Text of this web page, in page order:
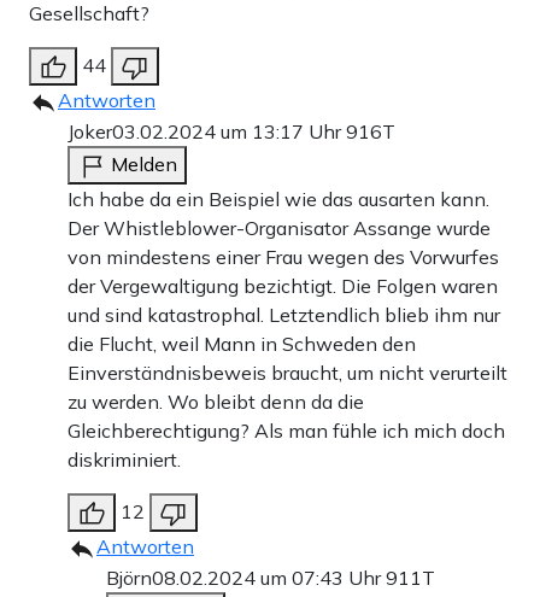
Apollo News unterstützen
Zahlungsoptionen:
10 €
15 € 25 € 50 € 100 €
Weiter zum Zahlen
Bank-Überweisung
Gesellschaft?
44
Antworten
Joker03.02.2024 um 13:17 Uhr916T
Melden
Ich habe da ein Beispiel wie das ausarten kann.
Der Whistleblower-Organisator Assange wurde
von mindestens einer Frau wegen des Vorwurfes
der Vergewaltigung bezichtigt. Die Folgen waren
und sind katastrophal. Letztendlich blieb ihm nur
die Flucht, weil Mann in Schweden den
Einverständnisbeweis braucht, um nicht verurteilt
zu werden. Wo bleibt denn da die
Gleichberechtigung? Als man fühle ich mich doch
diskriminiert.
12
Antworten
Björn08.02.2024 um 07:43 Uhr911T